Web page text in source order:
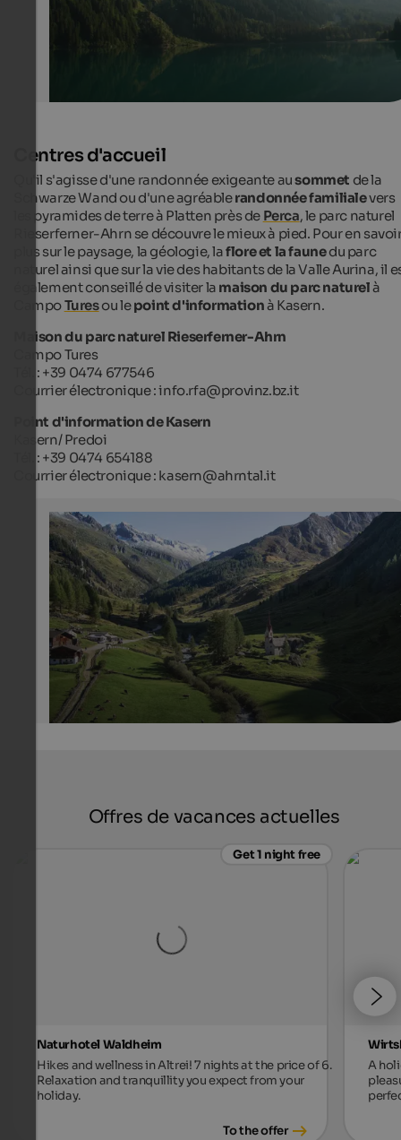
Kasern near Prettau
Kasern with Sacred Heart church is the last village in
of Ahrntal and is the starting point for many hiking
Tourismusverein Ahrntal - Filippo Galluzzi
Centres d'accueil
Qu'il s'agisse d'une randonnée exigeante ausommet de la
Schwarze Wand ou d'une agréablerandonnée familialevers
les pyramides de terre à Platten près de Perca, le parc naturel
Rieserferner-Ahrn se découvre le mieux à pied. Pour en
plus sur le paysage, la géologie, laflore et la faunedu parc
naturel ainsi que sur la vie des habitants de la Valle Aurina, il
également conseillé de visiter la maison du parc naturelà
CampoTuresou lepoint d'informationà Kasern.
Maison du parc naturel Rieserferner-Ahrn
Campo Tures
Tél. : +39 0474 677546
Courrier électronique : info.rfa@provinz.bz.it
Point d'information de Kasern
Kasern/ Predoi
Tél. : +39 0474 654188
Courrier électronique : kasern@ahrntal.it
Offres de vacances actuelles
Get 1 night free
Naturhotel Waldheim
Hikes and wellness in Altrei! 7 nights at the price of 6.
Relaxation and tranquillity you expect from your
holiday.
To the offer
A